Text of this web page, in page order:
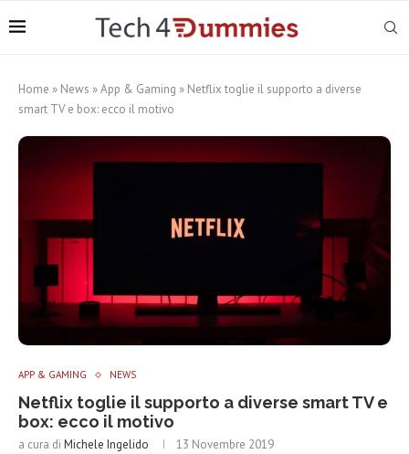
Home » News »App & Gaming » Netflix toglie il supporto a diverse
smart TV e box: ecco il motivo
APP & GAMING NEWS
Netflix toglie il supporto a diverse smart TV e
box: ecco il motivo
a cura di Michele Ingelido 13 Novembre 2019